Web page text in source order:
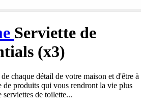
Serviette de
(x3)
chaque détail de votre maison et d'être à
de produits qui vous rendront la vie plus
serviettes de toilette...